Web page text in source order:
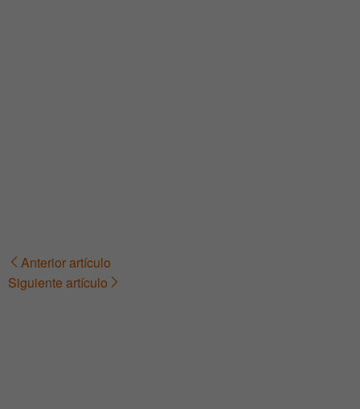
Navegación
Anterior artículo
Siguiente artículo